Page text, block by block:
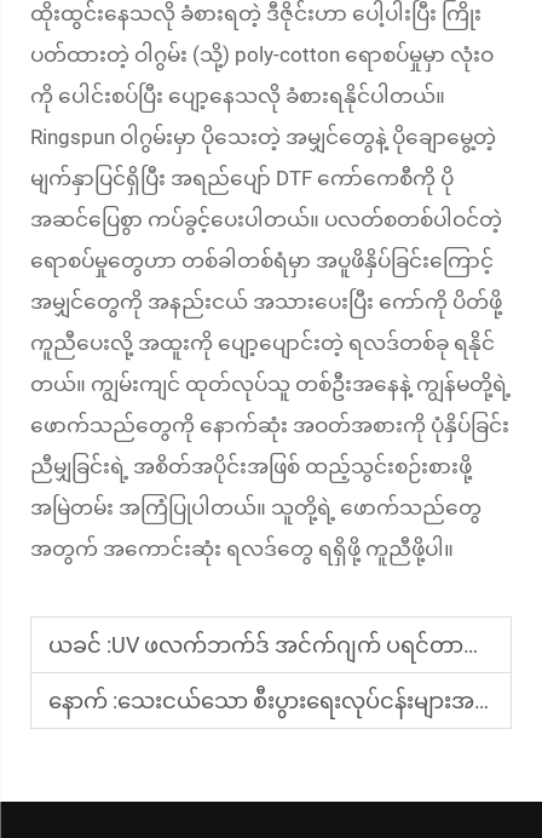
ထိုးထွင်းနေသလို ခံစားရတဲ့ ဒီဇိုင်းဟာ ပေါ့ပါးပြီး ကြိုး
ပတ်ထားတဲ့ ဝါဂွမ်း (သို့) poly-cotton ရောစပ်မှုမှာ လုံးဝ
ကို ပေါင်းစပ်ပြီး ပျော့နေသလို ခံစားရနိုင်ပါတယ်။
Ringspun ဝါဂွမ်းမှာ ပိုသေးတဲ့ အမျှင်တွေနဲ့ ပိုချောမွေ့တဲ့
မျက်နှာပြင်ရှိပြီး အရည်ပျော် DTF ကော်ကေစီကို ပို
အဆင်ပြေစွာ ကပ်ခွင့်ပေးပါတယ်။ ပလတ်စတစ်ပါဝင်တဲ့
ရောစပ်မှုတွေဟာ တစ်ခါတစ်ရံမှာ အပူဖိနှိပ်ခြင်းကြောင့်
အမျှင်တွေကို အနည်းငယ် အသားပေးပြီး ကော်ကို ပိတ်ဖို့
ကူညီပေးလို့ အထူးကို ပျော့ပျောင်းတဲ့ ရလဒ်တစ်ခု ရနိုင်
တယ်။ ကျွမ်းကျင် ထုတ်လုပ်သူ တစ်ဦးအနေနဲ့ ကျွန်မတို့ရဲ့
ဖောက်သည်တွေကို နောက်ဆုံး အဝတ်အစားကို ပုံနှိပ်ခြင်း
ညီမျှခြင်းရဲ့ အစိတ်အပိုင်းအဖြစ် ထည့်သွင်းစဉ်းစားဖို့
အမြဲတမ်း အကြံပြုပါတယ်။ သူတို့ရဲ့ ဖောက်သည်တွေ
အတွက် အကောင်းဆုံး ရလဒ်တွေ ရရှိဖို့ ကူညီဖို့ပါ။
ယခင် :UV ဖလက်ဘက်ဒ် အင်က်ဂျက် ပရင်တာကို အသုံးပြုနေကြသည့် နည်းလမ်းများမှာ အဘယ်နည်း။
နောက် :သေးငယ်သော စီးပွားရေးလုပ်ငန်းများအတွက် DTF ပရင်တာစုစုပေါင်းစရိတ်များ